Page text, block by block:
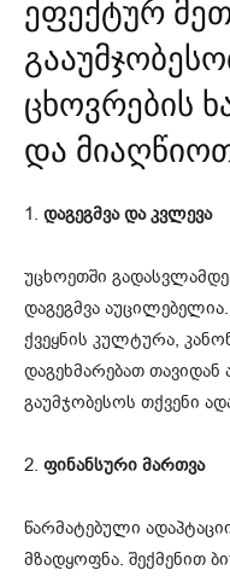
ეფექტურ
ცხოვრების
და
1. დაგეგმვა და კვლევა
უცხოეთში
დაგეგმვა
ქვეყნის კულტურა,
დაგეხმარებათ
გაუმჯობესოს თქვენი
2. ფინანსური მართვა
წარმატებული
მზადყოფნა. შექმენით